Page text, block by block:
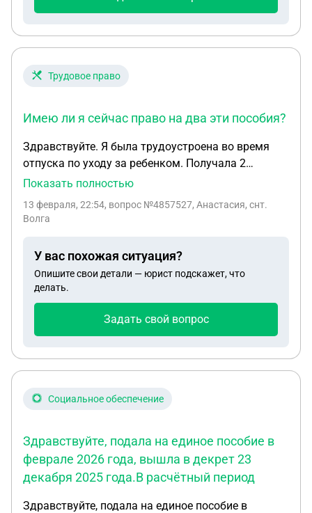
Трудовое право
Имею ли я сейчас право на два эти пособия?
Здравствуйте. Я была трудоустроена во время
отпуска по уходу за ребенком. Получала 2
пособия : единое и пособие по уходу до полутора.
заявлении по собственному желанию). Имею ли я
принудительно. И говорят можете получать либо
единое, либо по уходу
Показать полностью
13 февраля, 22:54, вопрос №4857527, Анастасия, снт.
Волга
У вас похожая ситуация?
Опишите свои детали — юрист подскажет, что
делать.
Задать свой вопрос
Социальное обеспечение
Здравствуйте, подала на единое пособие в
феврале 2026 года, вышла в декрет 23
декабря 2025 года.В расчётный период
Здравствуйте, подала на единое пособие в